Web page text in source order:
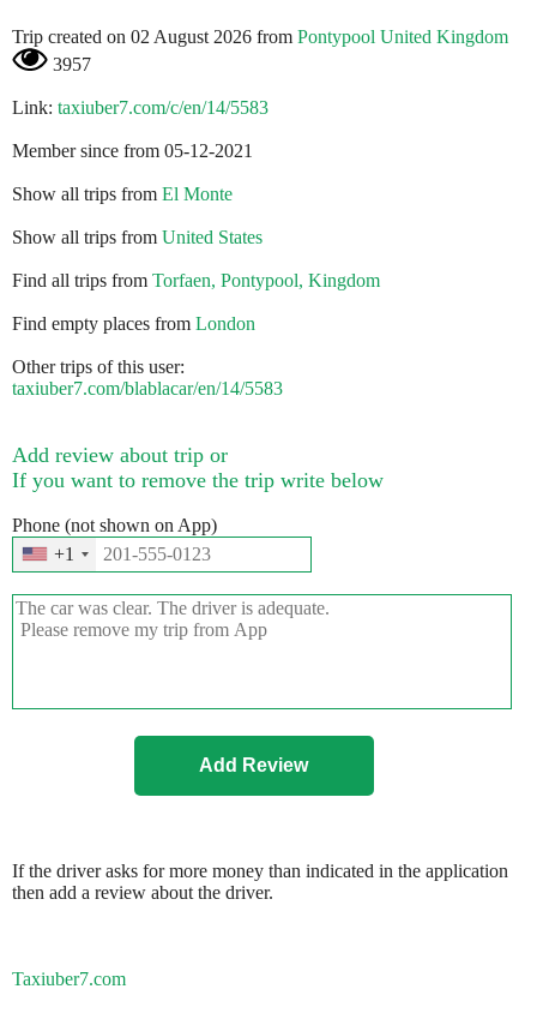
Trip created on 02 August 2026 from Pontypool United Kingdom
3957
Link: taxiuber7.com/c/en/14/5583
Member since from 05-12-2021
Show all trips from El Monte
Show all trips from United States
Find all trips from Torfaen, Pontypool, Kingdom
Find empty places from London
Other trips of this user:
taxiuber7.com/blablacar/en/14/5583
Add review about trip or
If you want to remove the trip write below
Phone (not shown on App)
+1
If the driver asks for more money than indicated in the application
then add a review about the driver.
Taxiuber7.com